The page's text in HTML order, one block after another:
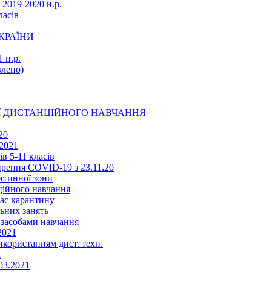
2019-2020 н.р.
н.р.
ДИСТАНЦІЙНОГО НАВЧАННЯ
5-11 класів
COVID-19 з 23.11.20
зони
навчання
карантину
занять
навчання
дист. техн.